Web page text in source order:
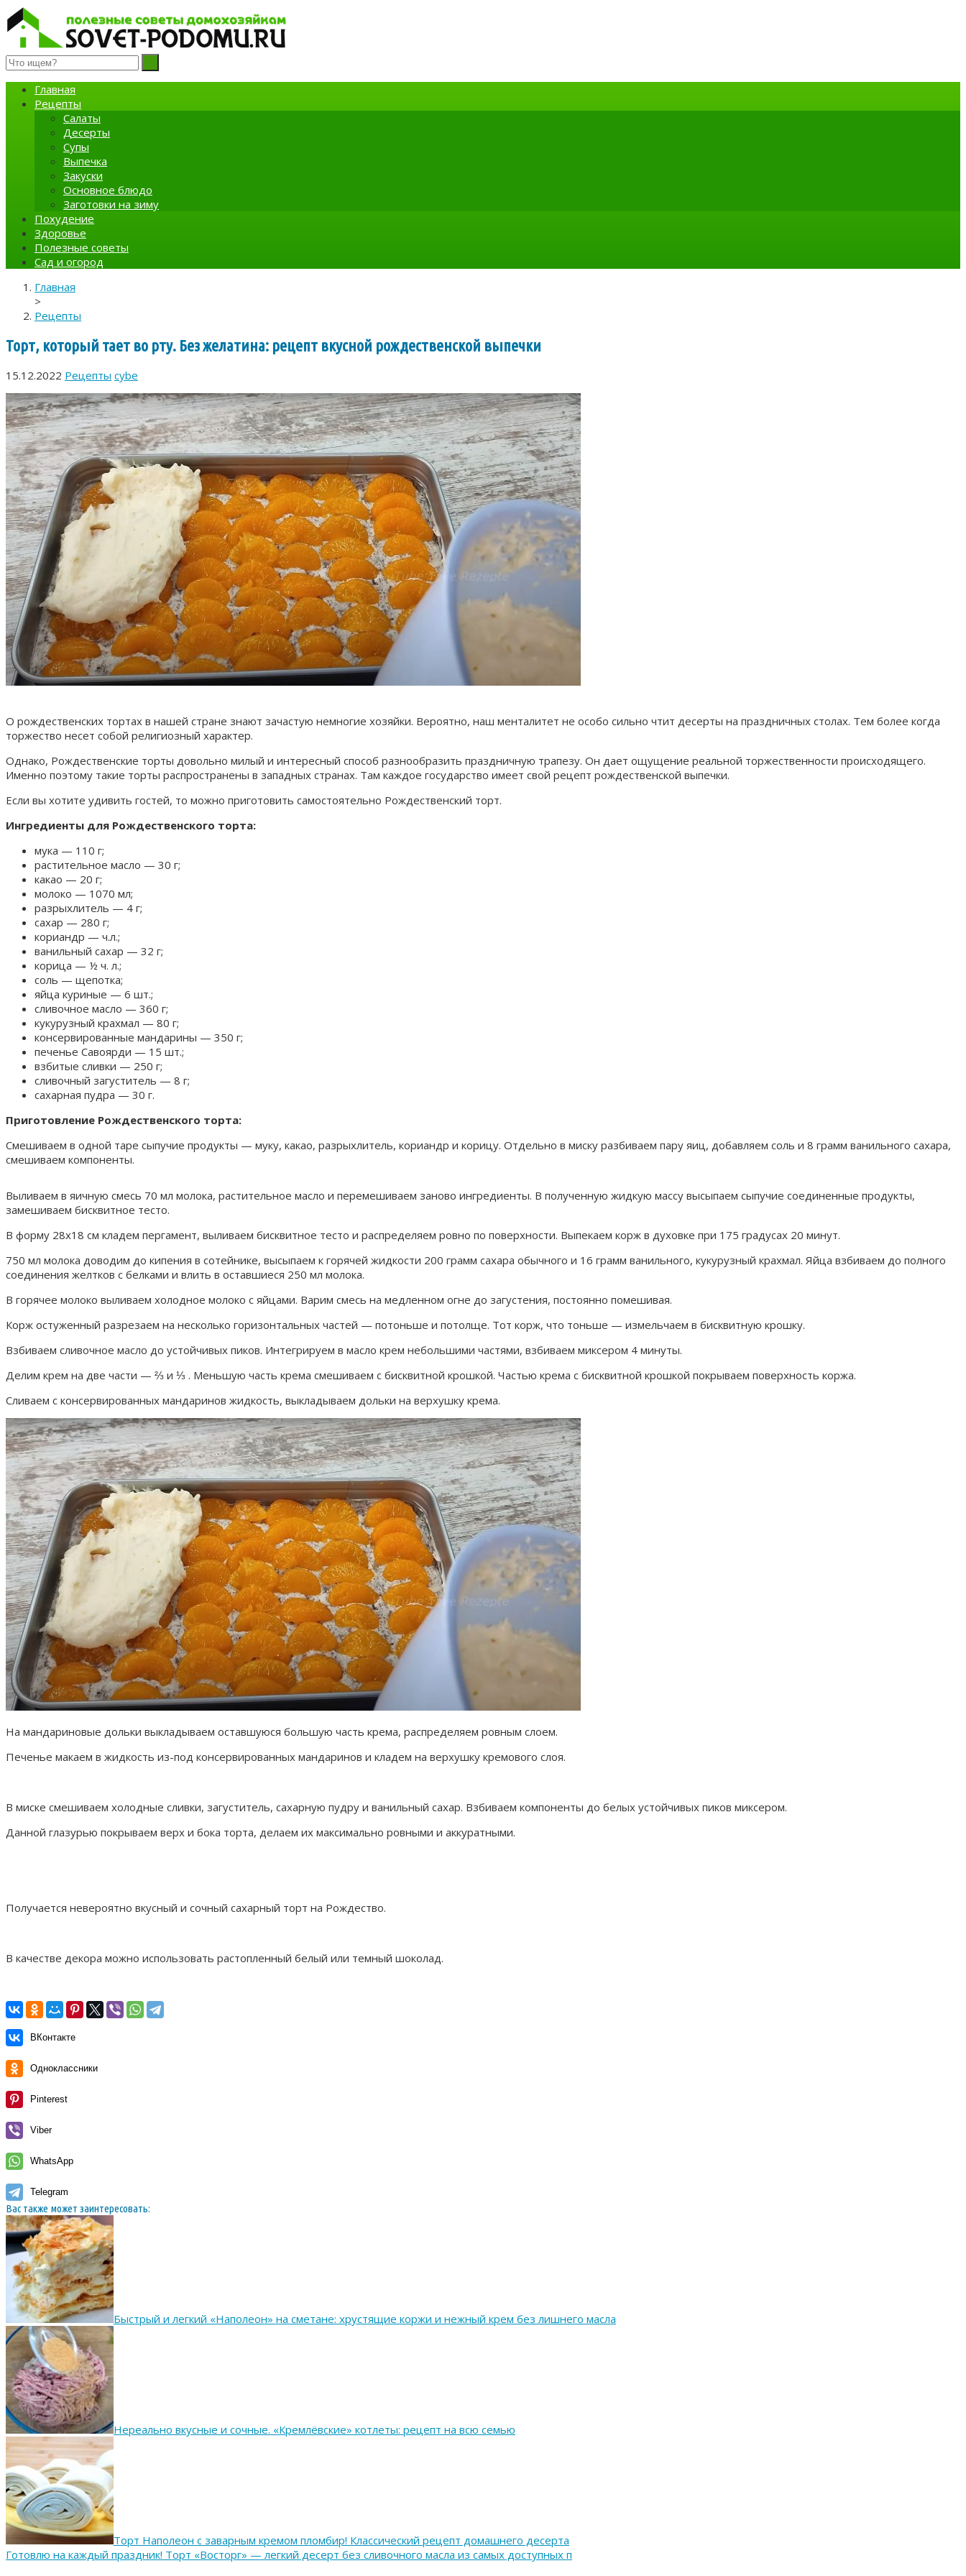
Полезные советы домохозяйкам
Главная
Рецепты
Салаты
Десерты
Супы
Выпечка
Закуски
Основное блюдо
Заготовки на зиму
Похудение
Здоровье
Полезные советы
Сад и огород
Главная
>
Рецепты
Торт, который тает во рту. Без желатина: рецепт вкусной рождественской выпечки
15.12.2022 Рецепты cybe
О рождественских тортах в нашей стране знают зачастую немногие хозяйки. Вероятно, наш менталитет не особо сильно чтит десерты на праздничных столах. Тем более когда
торжество несет собой религиозный характер.
Однако, Рождественские торты довольно милый и интересный способ разнообразить праздничную трапезу. Он дает ощущение реальной торжественности происходящего.
Именно поэтому такие торты распространены в западных странах. Там каждое государство имеет свой рецепт рождественской выпечки.
Если вы хотите удивить гостей, то можно приготовить самостоятельно Рождественский торт.
Ингредиенты для Рождественского торта:
мука — 110 г;
растительное масло — 30 г;
какао — 20 г;
молоко — 1070 мл;
разрыхлитель — 4 г;
сахар — 280 г;
кориандр — ч.л.;
ванильный сахар — 32 г;
корица — ½ ч. л.;
соль — щепотка;
яйца куриные — 6 шт.;
сливочное масло — 360 г;
кукурузный крахмал — 80 г;
консервированные мандарины — 350 г;
печенье Савоярди — 15 шт.;
взбитые сливки — 250 г;
сливочный загуститель — 8 г;
сахарная пудра — 30 г.
Приготовление Рождественского торта:
Смешиваем в одной таре сыпучие продукты — муку, какао, разрыхлитель, кориандр и корицу. Отдельно в миску разбиваем пару яиц, добавляем соль и 8 грамм ванильного сахара,
смешиваем компоненты.
Выливаем в яичную смесь 70 мл молока, растительное масло и перемешиваем заново ингредиенты. В полученную жидкую массу высыпаем сыпучие соединенные продукты,
замешиваем бисквитное тесто.
В форму 28х18 см кладем пергамент, выливаем бисквитное тесто и распределяем ровно по поверхности. Выпекаем корж в духовке при 175 градусах 20 минут.
750 мл молока доводим до кипения в сотейнике, высыпаем к горячей жидкости 200 грамм сахара обычного и 16 грамм ванильного, кукурузный крахмал. Яйца взбиваем до полного
соединения желтков с белками и влить в оставшиеся 250 мл молока.
В горячее молоко выливаем холодное молоко с яйцами. Варим смесь на медленном огне до загустения, постоянно помешивая.
Корж остуженный разрезаем на несколько горизонтальных частей — потоньше и потолще. Тот корж, что тоньше — измельчаем в бисквитную крошку.
Взбиваем сливочное масло до устойчивых пиков. Интегрируем в масло крем небольшими частями, взбиваем миксером 4 минуты.
Делим крем на две части — ⅔ и ⅓ . Меньшую часть крема смешиваем с бисквитной крошкой. Частью крема с бисквитной крошкой покрываем поверхность коржа.
Сливаем с консервированных мандаринов жидкость, выкладываем дольки на верхушку крема.
На мандариновые дольки выкладываем оставшуюся большую часть крема, распределяем ровным слоем.
Печенье макаем в жидкость из-под консервированных мандаринов и кладем на верхушку кремового слоя.
В миске смешиваем холодные сливки, загуститель, сахарную пудру и ванильный сахар. Взбиваем компоненты до белых устойчивых пиков миксером.
Данной глазурью покрываем верх и бока торта, делаем их максимально ровными и аккуратными.
Получается невероятно вкусный и сочный сахарный торт на Рождество.
В качестве декора можно использовать растопленный белый или темный шоколад.
ВКонтакте
Одноклассники
Pinterest
Viber
WhatsApp
Telegram
Вас также может заинтересовать:
Быстрый и легкий «Наполеон» на сметане: хрустящие коржи и нежный крем без лишнего масла
Нереально вкусные и сочные. «Кремлёвские» котлеты: рецепт на всю семью
Торт Наполеон с заварным кремом пломбир! Классический рецепт домашнего десерта
Готовлю на каждый праздник! Торт «Восторг» — легкий десерт без сливочного масла из самых доступных п